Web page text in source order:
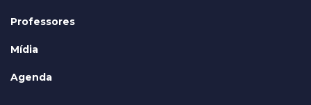
Professores
Mídia
Agenda